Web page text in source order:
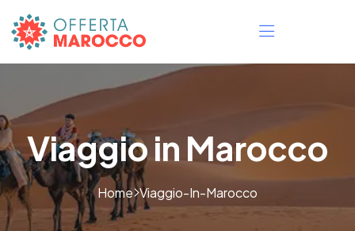
Viaggio in Marocco
Home Viaggio-In-Marocco